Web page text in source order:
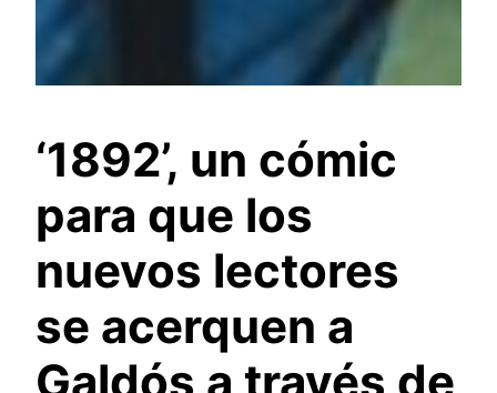
‘1892’, un cómic
para que los
nuevos lectores
se acerquen a
Galdós a través de